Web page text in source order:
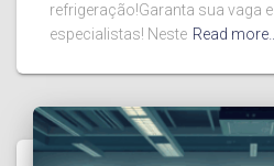
refrigeração!Garanta sua vaga
especialistas! Neste Read